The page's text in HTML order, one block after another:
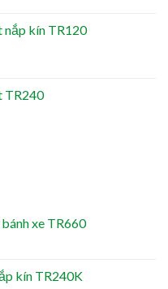
nắp kín TR120
TR240
xe TR660
kín TR240K